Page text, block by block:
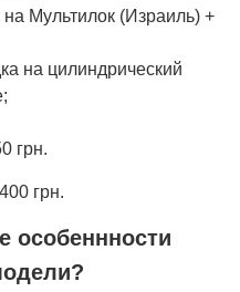
на Мультилок (Израиль) +
на цилиндрический
грн.
грн.
особеннности